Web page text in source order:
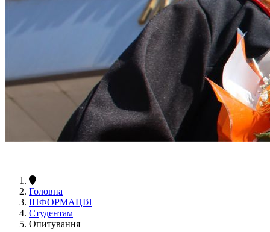
Головна
ІНФОРМАЦІЯ
Студентам
Опитування